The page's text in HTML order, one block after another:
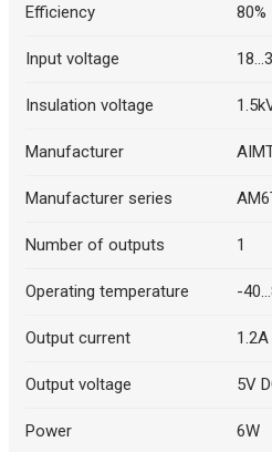
Efficiency 80%
Input voltage
Insulation voltage
Manufacturer
Manufacturer series
Number of outputs 1
Operating temperature -
Output current 1.2A
Output voltage 5V
Power 6W